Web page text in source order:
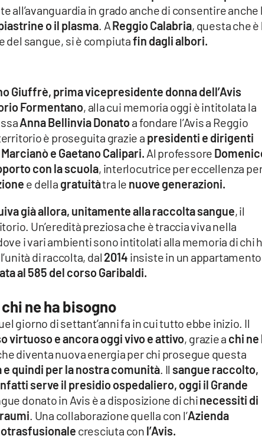
all’avanguardia in grado anche di consentire anche
o il plasma. AReggio Calabria, questa che è
del sangue, si è compiutafin dagli albori.
Giuffrè, prima vicepresidente donna dell’Avis
Formentano, alla cui memoria oggi è intitolata la
Anna Bellinvia Donatoa fondare l’Avis a Reggio
è proseguita grazie a presidenti e dirigenti
e Gaetano Calipari. Al professore
con la scuola, interlocutrice per eccellenza
e della gratuitàtra le nuove generazioni.
già allora, unitamente alla raccolta sangue, il
Un’eredità preziosa che è traccia viva nella
i vari ambienti sono intitolati alla memoria di chi
di raccolta, dal 2014 insiste in un appartamento
al 585 del corso Garibaldi.
ne ha bisogno
giorno di settant’anni fa in cui tutto ebbe inizio. Il
virtuoso e ancora oggi vivo e attivo, grazie a chi ne
diventa nuova energia per chi prosegue questa
quindi per la nostra comunità. Il sangue raccolto,
serve il presidio ospedaliero, oggi il Grande
donato in Avis è a disposizione di chinecessiti di
. Una collaborazione quella con l’Azienda
cresciuta con l’Avis.